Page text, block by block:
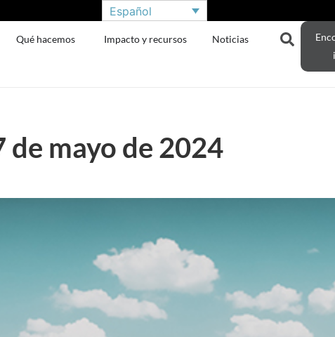
Español
Qué hacemos Impacto y recursos Noticias
mayo de 2024